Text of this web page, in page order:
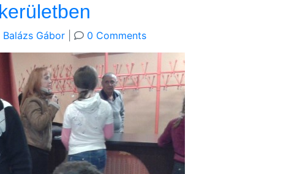
Balázs Gábor 0 Comments